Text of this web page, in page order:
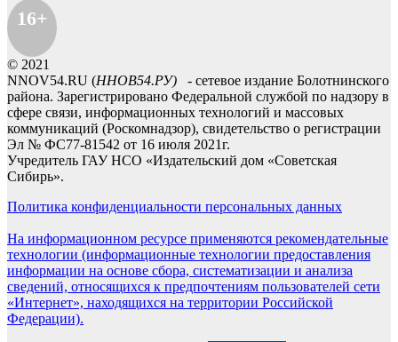
16+
© 2021
NNOV54.RU (ННОВ54.РУ) - сетевое издание Болотнинского
района. Зарегистрировано Федеральной службой по надзору в
сфере связи, информационных технологий и массовых
коммуникаций (Роскомнадзор), свидетельство о регистрации
Эл № ФС77-81542 от 16 июля 2021г.
Учредитель ГАУ НСО «Издательский дом «Советская
Сибирь».
Политика конфиденциальности персональных данных
На информационном ресурсе применяются рекомендательные
технологии (информационные технологии предоставления
информации на основе сбора, систематизации и анализа
сведений, относящихся к предпочтениям пользователей сети
«Интернет», находящихся на территории Российской
Федерации).